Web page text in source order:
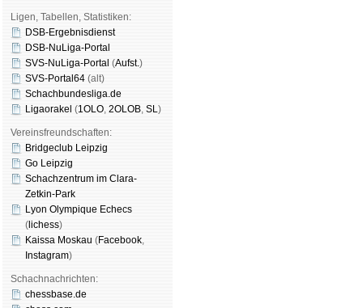
Ligen, Tabellen, Statistiken:
DSB-Ergebnisdienst
DSB-NuLiga-Portal
SVS-NuLiga-Portal (Aufst.)
SVS-Portal64 (alt)
Schachbundesliga.de
Ligaorakel (1OLO, 2OLOB, SL)
Vereinsfreundschaften:
Bridgeclub Leipzig
Go Leipzig
Schachzentrum im Clara-
Zetkin-Park
Lyon Olympique Echecs
( lichess)
Kaissa Moskau (Face­book,
Insta­gram)
Schachnachrichten:
chessbase.de